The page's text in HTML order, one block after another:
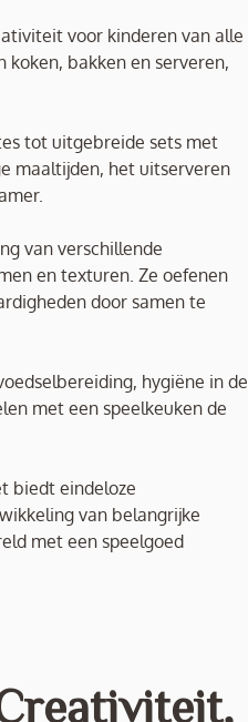
voor kinderen van alle
bakken en serveren,
tot uitgebreide sets met
maaltijden, het uitserveren
van verschillende
en texturen. Ze oefenen
door samen te
hygiëne in de
met een speelkeuken de
biedt eindeloze
van belangrijke
met een speelgoed